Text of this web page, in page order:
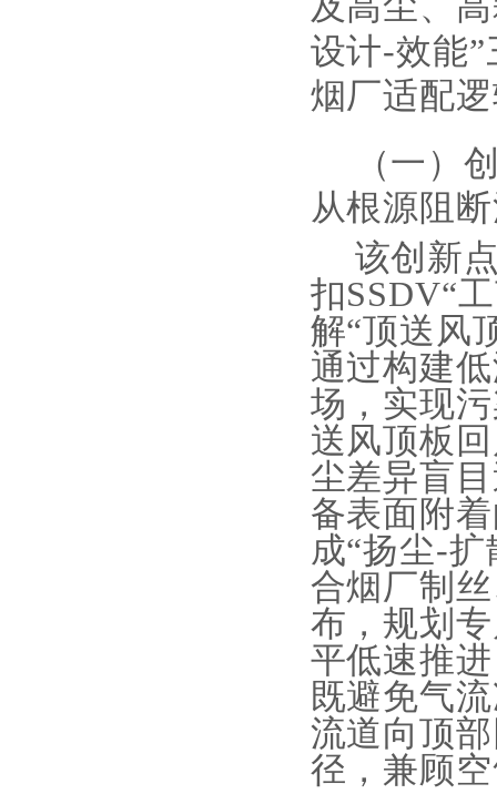
设计-效能
烟厂适配
（一）
从根源阻
该创新
扣SSDV“
解“顶送风
通过构建
场，实现
送风顶板
尘差异盲
备表面附
成“扬尘-
合烟厂制
布，规划
平低速推
既避免气
流道向顶
径，兼顾